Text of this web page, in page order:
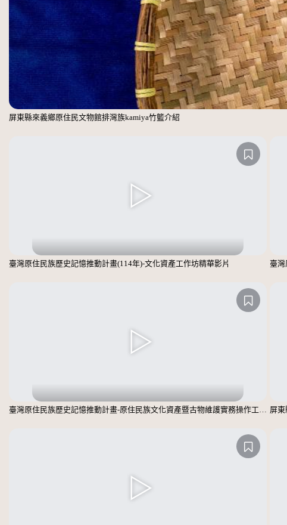
屏東縣來義鄉原住民文物館排灣族kamiya竹籃介紹
臺灣原住民族歷史記憶推動計畫(114年)-文化資產工作坊精華影片 臺灣
臺灣原住民族歷史記憶推動計畫-原住民族文化資產暨古物維護實務操作工作坊成果影片 屏